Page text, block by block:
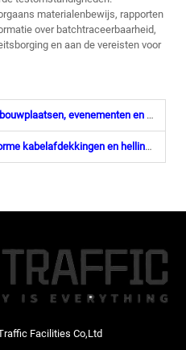
materialenbewijs, rapporten
over batchtraceerbaarheid,
en aan de vereisten voor
evenementen en magazijnen
kabelafdekkingen en hellingbanen
Facilities Co,Ltd